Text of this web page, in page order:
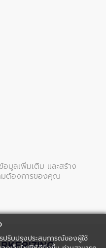
มูลเพิ่มเติม และสร้าง
มต้องการของคุณ
ปรับปรุงประสบการณ์ของผู้ใช้